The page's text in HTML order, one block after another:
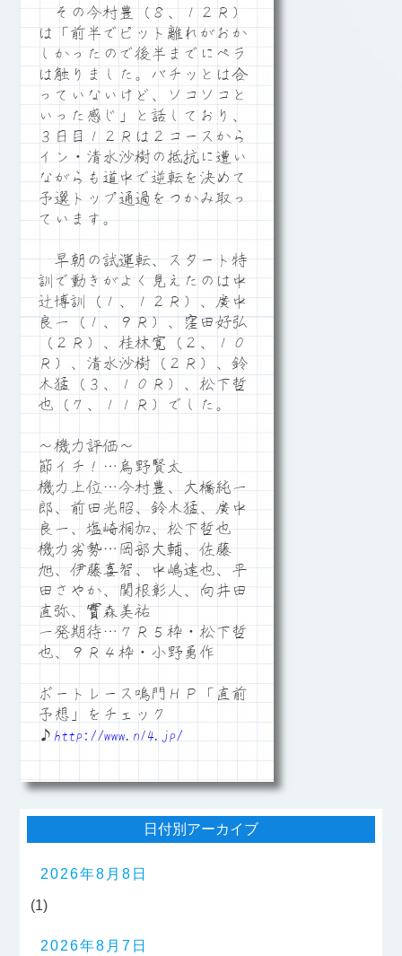
その今村豊（８、１２Ｒ）
は「前半でピット離れがおか
しかったので後半までにペラ
は触りました。バチッとは合
っていないけど、ソコソコと
いった感じ」と話しており、
３日目１２Ｒは２コースから
イン・清水沙樹の抵抗に遭い
ながらも道中で逆転を決めて
予選トップ通過をつかみ取っ
ています。
早朝の試運転、スタート特
訓で動きがよく見えたのは中
辻博訓（１、１２Ｒ）、廣中
良一（１、９Ｒ）、窪田好弘
（２Ｒ）、桂林寛（２、１０
Ｒ）、清水沙樹（２Ｒ）、鈴
木猛（３、１０Ｒ）、松下哲
也（７、１１Ｒ）でした。
～機力評価～
節イチ！…烏野賢太
機力上位…今村豊、大橋純一
郎、前田光昭、鈴木猛、廣中
良一、塩崎桐加、松下哲也
機力劣勢…岡部大輔、佐藤
旭、伊藤喜智、中嶋達也、平
田さやか、関根彰人、向井田
直弥、實森美祐
一発期待…７Ｒ５枠・松下哲
也、９Ｒ４枠・小野勇作
ボートレース鳴門ＨＰ「直前
予想」をチェック
♪ http://www.n14.jp/
日付別アーカイブ
2026年8月8日
(1)
2026年8月7日